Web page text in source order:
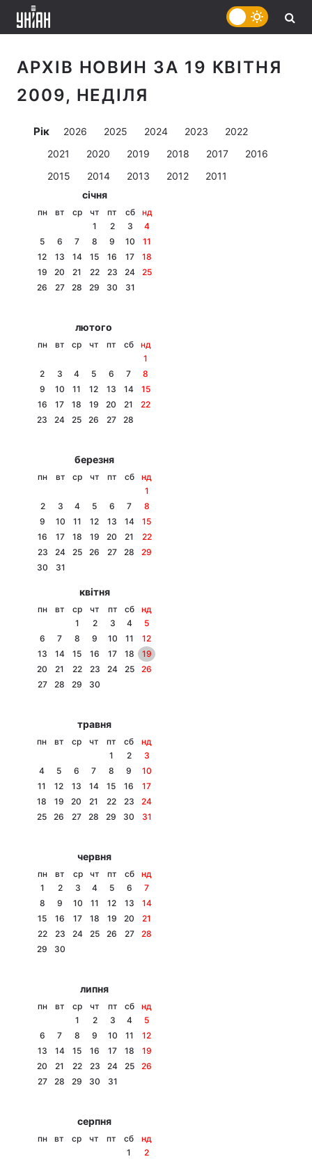
Головна
Економіка
Спорт
Техно і зв'язок
Цікавинки
Екологія
Інтерв'ю
Архів
АРХІВ НОВИН ЗА 19 КВІТНЯ
2009, НЕДІЛЯ
Рік 2026 2025 2024 2023
2022
2021
2020 2019 2018 2017
2016
2015
2014 2013 2012
2011
січня
пн вт ср чт пт сб
нд
1
2 3
4
5
6 7 8 9 10
11
12
13 14 15 16 17
18
19
20 21 22 23 24
25
26
27 28 29 30 31
лютого
пн вт ср чт пт сб
нд
1
2
3 4 5 6 7
8
9
10 11 12 13 14
15
16
17 18 19 20 21
22
23
24 25 26 27 28
березня
пн вт ср чт пт сб
нд
1
2
3 4 5 6 7
8
9
10 11 12 13 14
15
16
17 18 19 20 21
22
23
24 25 26 27 28
29
30
31
квітня
пн вт ср чт пт сб
нд
1
2 3 4
5
6
7 8 9 10 11
12
13
14 15 16 17 18
19
20
21 22 23 24 25
26
27
28 29 30
травня
пн вт ср чт пт сб
нд
1
2
3
4
5 6 7 8 9
10
11
12 13 14 15 16
17
18
19 20 21 22 23
24
25
26 27 28 29 30 31
червня
пн вт ср чт пт сб
нд
1
2 3 4 5 6
7
8
9 10 11 12 13
14
15
16 17 18 19 20
21
22
23 24 25 26 27
28
29
30
липня
пн вт ср чт пт сб
нд
1
2 3 4
5
6
7 8 9 10 11
12
13
14 15 16 17 18
19
20
21 22 23 24 25
26
27
28 29 30 31
серпня
пн вт ср чт пт сб
нд
1
2